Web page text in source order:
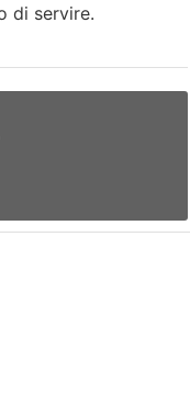
di servire.